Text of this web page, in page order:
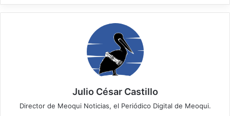
Julio César Castillo
Director de Meoqui Noticias, el Periódico Digital de Meoqui.